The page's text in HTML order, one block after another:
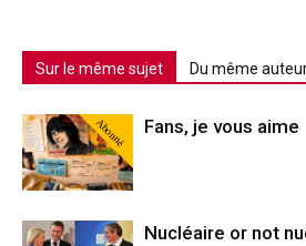
Sur le même sujet Du même
Abonné Fans, je vous aime
Nucléaire or not